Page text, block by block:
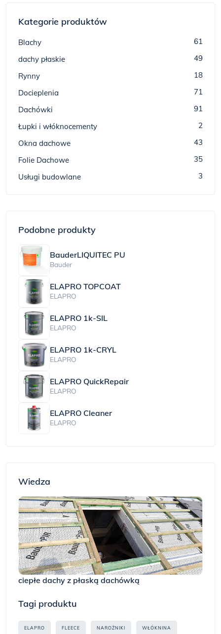
Kategorie produktów
Blachy
61
dachy płaskie
49
Rynny
18
Docieplenia
71
Dachówki
91
Łupki i włóknocementy
2
Okna dachowe
43
Folie Dachowe
35
Usługi budowlane
3
Podobne produkty
BauderLIQUITEC PU
Bauder
ELAPRO TOPCOAT
ELAPRO
ELAPRO 1k-SIL
ELAPRO
ELAPRO 1k-CRYL
ELAPRO
ELAPRO QuickRepair
ELAPRO
ELAPRO Cleaner
ELAPRO
Wiedza
ciepłe dachy z płaską dachówką
Tagi produktu
ELAPRO FLEECE NAROŻNIKI WŁÓKNINA